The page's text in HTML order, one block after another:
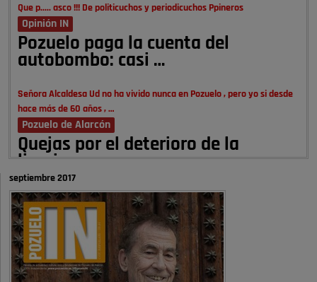
Que p..... asco !!! De politicuchos y periodicuchos Ppineros
Opinión IN
Pozuelo paga la cuenta del
autobombo: casi …
Señora Alcaldesa Ud no ha vivido nunca en Pozuelo , pero yo si desde
hace más de 60 años , …
Pozuelo de Alarcón
Quejas por el deterioro de la
limpieza …
A ver si es posible que haya vivienda para familias con hijos y no
solamente jóvenes que no es tan …
Pozuelo de Alarcón
Pozuelo desbloquea
definitivamente Huerta Grande: las
septiembre 2017